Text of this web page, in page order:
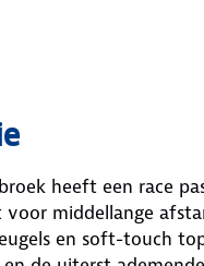
heeft een race
voor middellange
en soft-touch